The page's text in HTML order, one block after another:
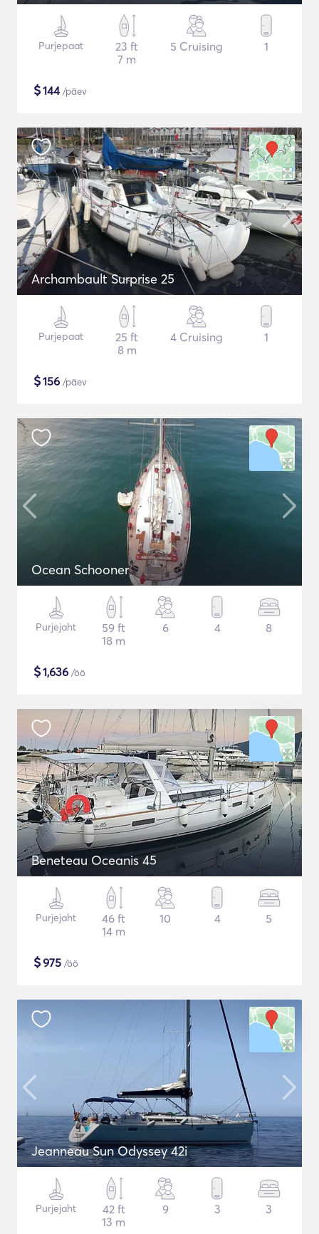
Purjepaat
23 ft
7 m
5 Cruising 1
$144/päev
Archambault Surprise 25
Purjepaat
25 ft
8 m
4 Cruising 1
$156 /päev
Ocean Schooner
Purjejaht
59 ft
18 m
6 4 8
$1,636 /öö
Beneteau Oceanis 45
Purjejaht
46 ft
14 m
10 4 5
$975 /öö
Jeanneau Sun Odyssey 42i
Purjejaht
42 ft
13 m
9 3 3